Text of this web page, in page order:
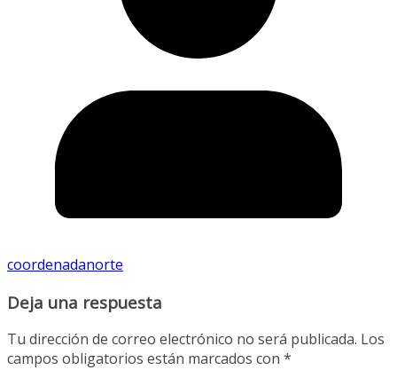
coordenadanorte
Deja una respuesta
Tu dirección de correo electrónico no será publicada. Los
campos obligatorios están marcados con *